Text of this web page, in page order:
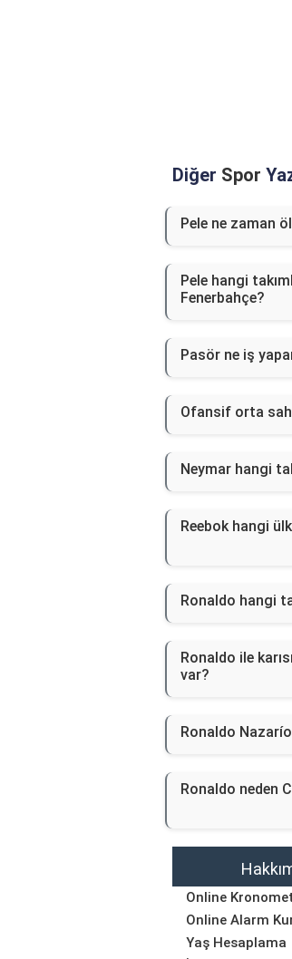
Diğer Spor
Pele ne zaman
Pele hangi
Fenerbahçe?
Pasör ne iş
Ofansif orta
Neymar hangi
Reebok hangi
Ronaldo hangi
Ronaldo ile
var?
Ronaldo
Ronaldo neden
Online
Online Alarm
Yaş Hesaplama